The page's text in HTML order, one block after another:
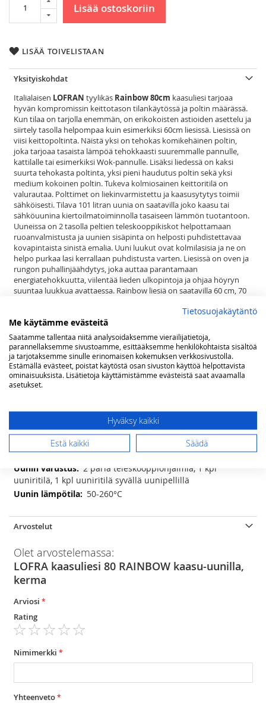
Lisää ostoskoriin
LISÄÄ TOIVELISTAAN
Yksityiskohdat
Italialaisen LOFRAN tyylikäs Rainbow 80cm kaasuliesi tarjoaa
hyvän kompromissin keittotason tilankäytössä ja poltin määrässä.
Kun tilaa on tarjolla enemmän, on erikokoisten astioiden asettelu ja
siirtely tasolla helpompaa kuin esimerkiksi 60cm liesissä. Liesissä on
viisi keittopoltinta. Näistä yksi on tehokas komikehäinen poltin,
joka tarjoaa tasaista lämpöä tehokkaasti suuremmalle pannulle,
kattilalle tai esimerkiksi Wok-pannulle. Lisäksi liedessä on kaksi
suurta tehokasta poltinta, yksi pieni haudutus poltin sekä yksi
medium kokoinen poltin. Tukeva kolmiosainen keittoritilä on
valurautaa. Polttimet on liekinvarmistettu ja kaasusytytys toimii
sähköisesti. Tilava 101 litran uunia on saatavilla joko kaasu tai
sähköuunina kiertoilmatoiminnolla tasaiseen lämmön tuotantoon.
Uuneissa on 2 tasolla peltien teleskooppikiskot helpottamaan
ruoanvalmistusta ja uunien sisäpinta on helposti puhdistettavaa
kovapintaista sinistä emalia. Uuni luukut ovat kolmilasisia ja ne on
helpo purkaa lasi kerrallaan puhdistusta varten. Liesissä on oven ja
rungon puhallinjäähdytys, joka auttaa parantamaan
energiatehokkuutta, viilentää lieden ulkopintoja ja ohjaa höyryn
suuntaa luukkua avattaessa. Rainbow liesiä on saatavilla 60 cm, 70
mattamustana, norsunluunvalkoisena, helmenvalkoisena ja
viininpunaisena Saatavana neste- tai maakaasulle säädettynä.
Lisätietoja
Lisätietoja(lxsxk) 80 x 60 x 85(-90) cm
5 kpl alumiinirungoilla
3-osainen, valurautaa
3 toimintoa; kiertoilma, grillivastus, valo
101 litraa
2 paria teleskooppiohjaimia, 1 kpl
uuniritilä, 1 kpl uuniritilä syvällä uunipellillä
50-260°C
Arvostelut
Olet arvostelemassa:
LOFRA kaasuliesi 80 RAINBOW kaasu-uunilla,
kerma
Arviosi
Rating
star
stars
stars
stars
stars
Nimimerkki
Yhteenveto
Tietosuojakäytäntö
Me käytämme evästeitä
Saatamme tallentaa niitä analysoidaksemme vierailijatietoja,
parannellaksemme sivustoamme, esittääksemme henkilökohtaista sisältöä
ja tarjotaksemme sinulle erinomaisen kokemuksen verkkosivustolla.
Estämällä evästeet, poistat käytöstä osan sivuston käyttöä helpottavista
ominaisuuksista. Lisätietoja käyttämistämme evästeistä saat avaamalla
asetukset.
Hyväksy kaikki
Estä kaikki Säädä